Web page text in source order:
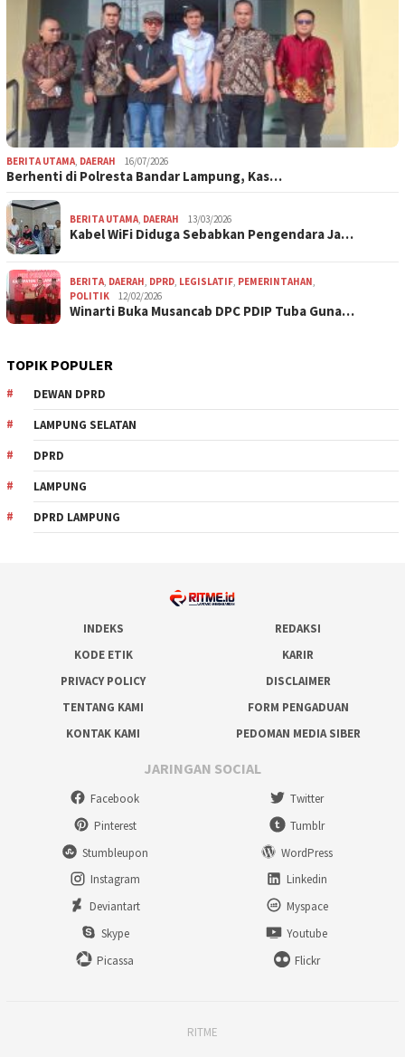
BERITA UTAMA, DAERAH 16/07/2026
Berhenti di Polresta Bandar Lampung, Kas…
BERITA UTAMA, DAERAH 13/03/2026
Kabel WiFi Diduga Sebabkan Pengendara Ja…
BERITA, DAERAH, DPRD, LEGISLATIF, PEMERINTAHAN,
POLITIK
12/02/2026
Winarti Buka Musancab DPC PDIP Tuba Guna…
TOPIK POPULER
DEWAN DPRD
LAMPUNG SELATAN
DPRD
LAMPUNG
DPRD LAMPUNG
INDEKS
REDAKSI
KODE ETIK
KARIR
PRIVACY POLICY
DISCLAIMER
TENTANG KAMI
FORM PENGADUAN
KONTAK KAMI
PEDOMAN MEDIA SIBER
JARINGAN SOCIAL
Facebook
Twitter
Pinterest
Tumblr
Stumbleupon
WordPress
Instagram
Linkedin
Deviantart
Myspace
Skype
Youtube
Picassa
Flickr
RITME